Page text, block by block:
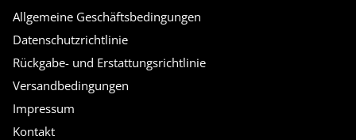
Allgemeine Geschäftsbedingungen
Datenschutzrichtlinie
Rückgabe- und Erstattungsrichtlinie
Versandbedingungen
Impressum
Kontakt